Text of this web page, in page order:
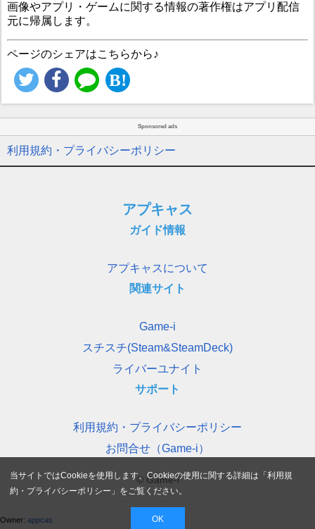
画像やアプリ・ゲームに関する情報の著作権はアプリ配信
元に帰属します。
ページのシェアはこちらから♪
Sponsored ads
利用規約・プライバシーポリシー
アプキャス
ガイド情報
アプキャスについて
関連サイト
Game-i
スチスチ(Steam&SteamDeck)
ライバーユナイト
サポート
利用規約・プライバシーポリシー
お問合せ（Game-i）
© Game-i
Owner: appcas
当サイトではCookieを使用します。Cookieの使用に関する詳細は「利用規
約・プライバシーポリシー 」をご覧ください。
OK